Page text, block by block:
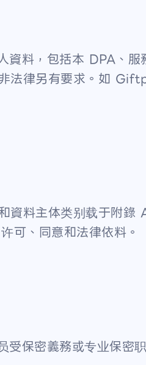
料，包括本 DPA、服
法律另有要求。如
資料主体类别载于附
可、同意和法律依料。
保密義務或专业保密